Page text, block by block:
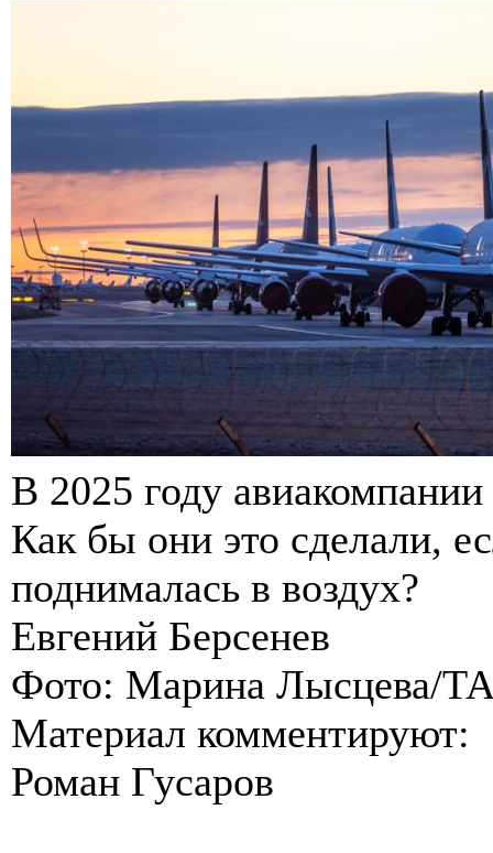
В 2025 году
Как бы они это сделали,
поднималась в воздух?
Евгений Берсенев
Фото: Марина Лысцева/
Материал комментируют:
Роман Гусаров